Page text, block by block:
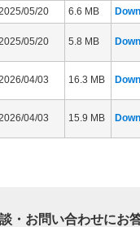
05/20 6.6 MB
05/20 5.8 MB
04/03 16.3 MB
04/03 15.9 MB
・お問い合わせにお